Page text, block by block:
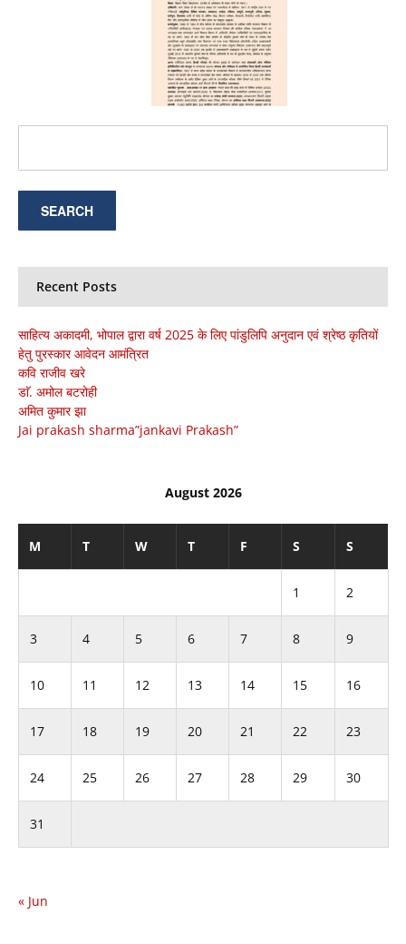
Recent Posts
साहित्य अकादमी, भोपाल द्वारा वर्ष 2025 के लिए पांडुलिपि अनुदान एवं श्रेष्ठ कृतियों
हेतु पुरस्कार आवेदन आमंत्रित
कवि राजीव खरे
डाॅ. अमोल बटरोही
अमित कुमार झा
Jai prakash sharma”jankavi Prakash”
August 2026
M T W T F S S
1 2
3 4 5 6 7 8 9
10 11 12 13 14 15 16
17 18 19 20 21 22 23
24 25 26 27 28 29 30
31
« Jun